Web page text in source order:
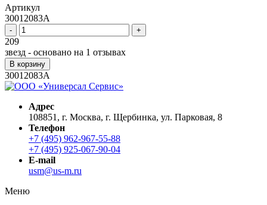
Артикул
30012083A
- +
209
звезд - основано на 1 отзывах
В корзину
30012083A
Адрес
108851, г. Москва, г. Щербинка, ул. Парковая, 8
Телефон
+7 (495) 962-967-55-88
+7 (495) 925-067-90-04
E-mail
usm@us-m.ru
Меню